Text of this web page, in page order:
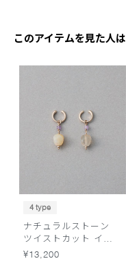
このアイテムを見た人
4 type
ナチュラルストーン
ツイストカット イヤ
リング
¥13,200